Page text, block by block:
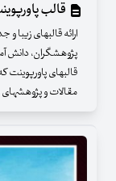
قالب پاورپوینت
ارائه قالبهای زیبا
پژوهشگران، دانش
قالبهای پاورپوینت
مقالات و پژوهشهای